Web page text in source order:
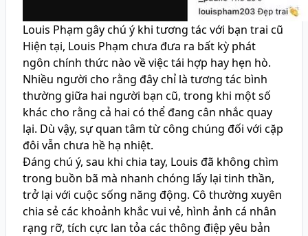
Louis Phạm gây chú ý khi tương tác với bạn trai cũ
Hiện tại, Louis Phạm chưa đưa ra bất kỳ phát
ngôn chính thức nào về việc tái hợp hay hẹn hò.
Nhiều người cho rằng đây chỉ là tương tác bình
thường giữa hai người bạn cũ, trong khi một số
khác cho rằng cả hai có thể đang cân nhắc quay
lại. Dù vậy, sự quan tâm từ công chúng đối với cặp
đôi vẫn chưa hề hạ nhiệt.
Đáng chú ý, sau khi chia tay, Louis đã không chìm
trong buồn bã mà nhanh chóng lấy lại tinh thần,
trở lại với cuộc sống năng động. Cô thường xuyên
chia sẻ các khoảnh khắc vui vẻ, hình ảnh cá nhân
rạng rỡ, tích cực lan tỏa các thông điệp yêu bản